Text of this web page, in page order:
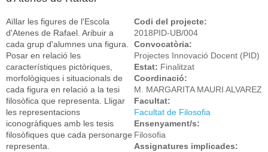
Aïllar les figures de l'Escola
d'Atenes de Rafael. Aribuir a
cada grup d'alumnes una figura.
Posar en relació les
característiques pictòriques,
morfològiques i situacionals de
cada figura en relació a la tesi
filosòfica que representa. Lligar
les representacions
iconogràfiques amb les tesis
filosòfiques que cada personarge
representa.
Codi del projecte:
2018PID-UB/004
Convocatòria:
Projectes Innovació Docent (PID)
Estat: Finalitzat
Coordinació:
M. MARGARITA MAURI ALVAREZ
Facultat:
Facultat de Filosofia
Ensenyament/s:
Filosofia
Assignatures implicades: